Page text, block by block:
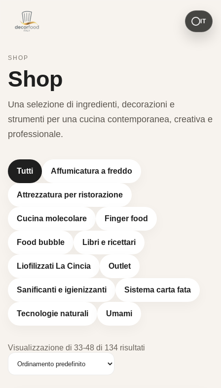
IT
SHOP
Shop
Una selezione di ingredienti, decorazioni e
strumenti per una cucina contemporanea, creativa e
professionale.
Tutti Affumicatura a freddo
Attrezzatura per ristorazione
Cucina molecolare Finger food
Food bubble Libri e ricettari
Liofilizzati La Cincia Outlet
Sanificanti e igienizzanti Sistema carta fata
Tecnologie naturali Umami
Visualizzazione di 33-48 di 134 risultati